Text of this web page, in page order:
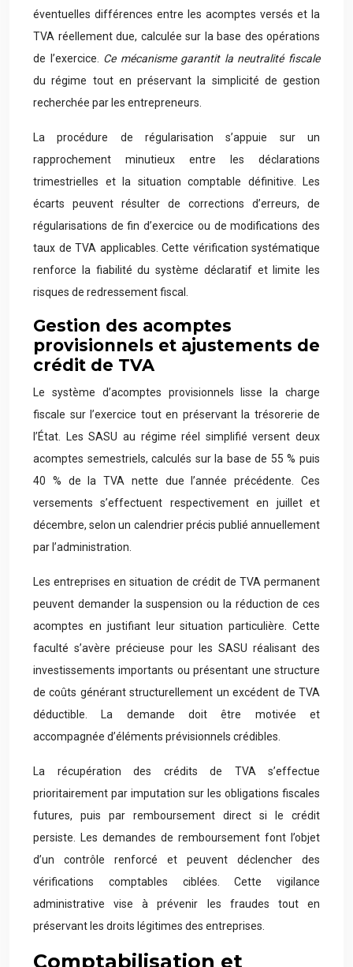
éventuelles différences entre les acomptes versés et la
TVA réellement due, calculée sur la base des opérations
de l’exercice. Ce mécanisme garantit la neutralité fiscale
du régime tout en préservant la simplicité de gestion
recherchée par les entrepreneurs.
La procédure de régularisation s’appuie sur un
rapprochement minutieux entre les déclarations
trimestrielles et la situation comptable définitive. Les
écarts peuvent résulter de corrections d’erreurs, de
régularisations de fin d’exercice ou de modifications des
taux de TVA applicables. Cette vérification systématique
renforce la fiabilité du système déclaratif et limite les
risques de redressement fiscal.
Gestion des acomptes
provisionnels et ajustements de
crédit de TVA
Le système d’acomptes provisionnels lisse la charge
fiscale sur l’exercice tout en préservant la trésorerie de
l’État. Les SASU au régime réel simplifié versent deux
acomptes semestriels, calculés sur la base de 55 % puis
40 % de la TVA nette due l’année précédente. Ces
versements s’effectuent respectivement en juillet et
décembre, selon un calendrier précis publié annuellement
par l’administration.
Les entreprises en situation de crédit de TVA permanent
peuvent demander la suspension ou la réduction de ces
acomptes en justifiant leur situation particulière. Cette
faculté s’avère précieuse pour les SASU réalisant des
investissements importants ou présentant une structure
de coûts générant structurellement un excédent de TVA
déductible. La demande doit être motivée et
accompagnée d’éléments prévisionnels crédibles.
La récupération des crédits de TVA s’effectue
prioritairement par imputation sur les obligations fiscales
futures, puis par remboursement direct si le crédit
persiste. Les demandes de remboursement font l’objet
d’un contrôle renforcé et peuvent déclencher des
vérifications comptables ciblées. Cette vigilance
administrative vise à prévenir les fraudes tout en
préservant les droits légitimes des entreprises.
Comptabilisation et